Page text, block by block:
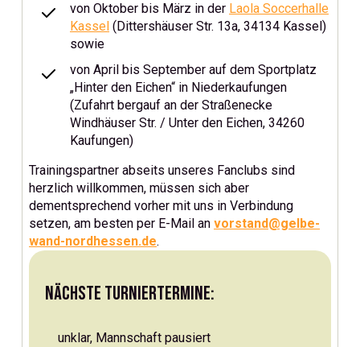
von Oktober bis März in der Laola Soccerhalle
Kassel (Dittershäuser Str. 13a, 34134 Kassel)
sowie
von April bis September auf dem Sportplatz
„Hinter den Eichen“ in Niederkaufungen
(Zufahrt bergauf an der Straßenecke
Windhäuser Str. / Unter den Eichen, 34260
Kaufungen)
Trainingspartner abseits unseres Fanclubs sind
herzlich willkommen, müssen sich aber
dementsprechend vorher mit uns in Verbindung
setzen, am besten per E-Mail an vorstand@gelbe-
wand-nordhessen.de.
Nächste Turniertermine:
unklar, Mannschaft pausiert